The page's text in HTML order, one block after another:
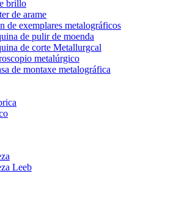
brillo
de arame
de exemplares metalográficos
de pulir de moenda
de corte Metallurgcal
metalúrgico
de montaxe metalográfica
Leeb